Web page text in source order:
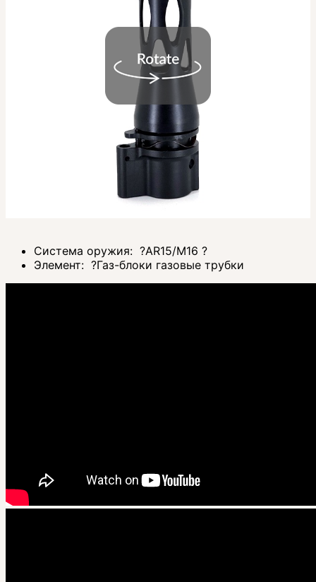
Система оружия: ?AR15/M16 ?
Элемент: ?Газ-блоки газовые трубки